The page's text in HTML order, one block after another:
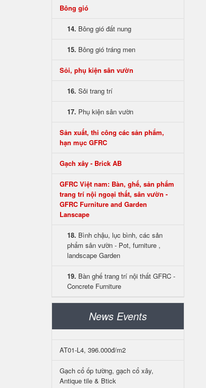
Bông gió
14. Bông gió đất nung
15. Bông gió tráng men
Sỏi, phụ kiện sân vườn
16. Sỏi trang trí
17. Phụ kiện sân vườn
Sản xuất, thi công các sản phẩm,
hạn mục GFRC
Gạch xây - Brick AB
GFRC Việt nam: Bàn, ghế, sản phẩm
trang trí nội ngoại thất, sân vườn -
GFRC Furniture and Garden
Lanscape
18. Bình chậu, lục bình, các sản
phẩm sân vườn - Pot, furniture ,
landscape Garden
19. Bàn ghế trang trí nội thất GFRC -
Concrete Furniture
News Events
AT01-L4, 396.000đ/m2
Gạch cổ ốp tường, gạch cổ xây,
Antique tile & Btick